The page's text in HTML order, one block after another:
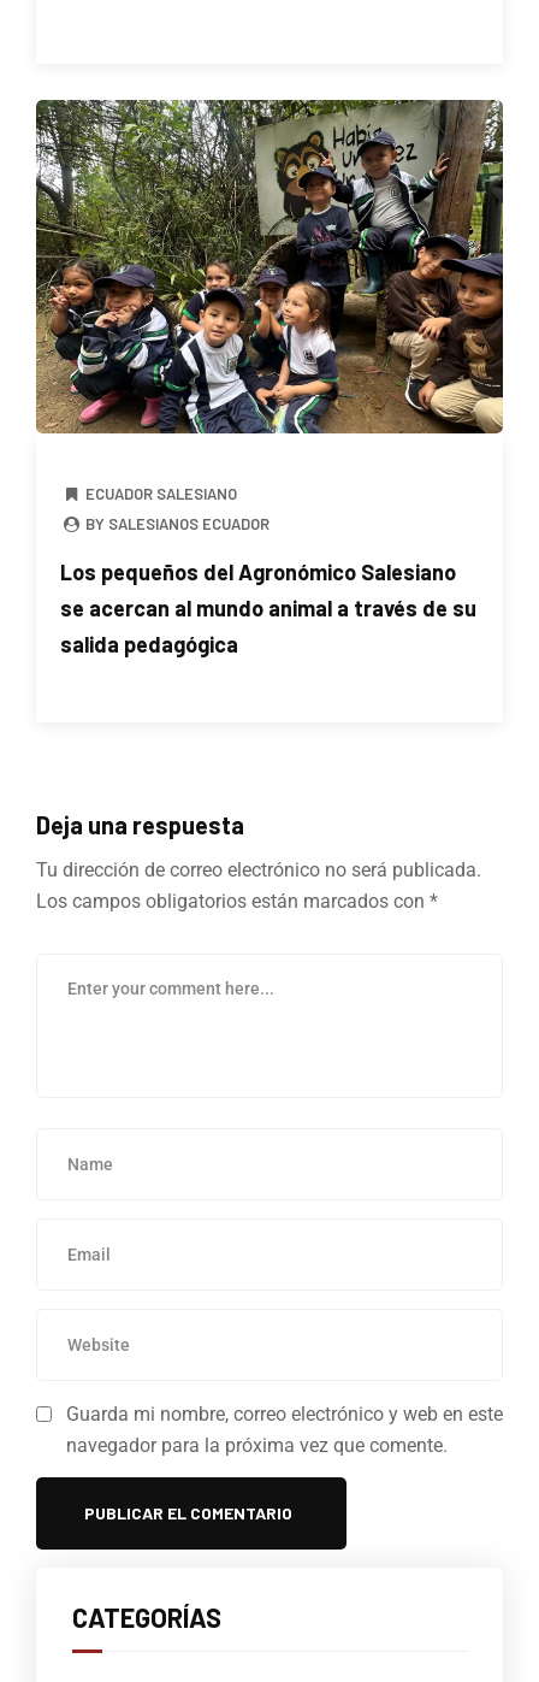
ECUADOR SALESIANO
BY SALESIANOS ECUADOR
Los pequeños del Agronómico Salesiano
se acercan al mundo animal a través de su
salida pedagógica
Deja una respuesta
Tu dirección de correo electrónico no será publicada.
Los campos obligatorios están marcados con *
Guarda mi nombre, correo electrónico y web en este
navegador para la próxima vez que comente.
CATEGORÍAS